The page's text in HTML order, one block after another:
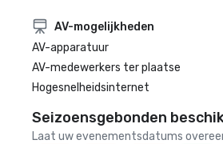
AV-mogelijkheden
AV-apparatuur
AV-medewerkers ter plaatse
Hogesnelheidsinternet
Seizoensgebonden
Laat uw evenementsdatums